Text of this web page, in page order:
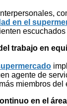
en el
trabajo en
agente de
miembros
en el